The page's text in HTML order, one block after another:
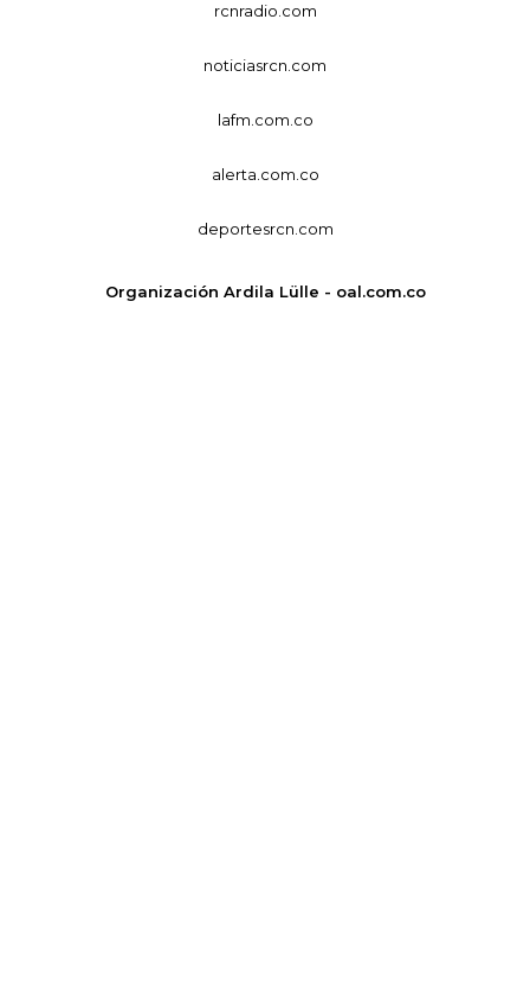
rcnradio.com
noticiasrcn.com
lafm.com.co
alerta.com.co
deportesrcn.com
Organización Ardila Lülle - oal.com.co